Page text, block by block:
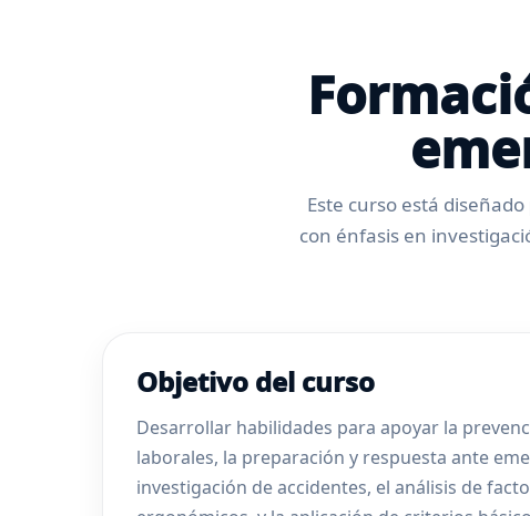
Este curso está
con énfasis en
Objetivo del curso
Desarrollar habilidades para apoyar la
laborales, la preparación y respuesta ante
investigación de accidentes, el análisis de